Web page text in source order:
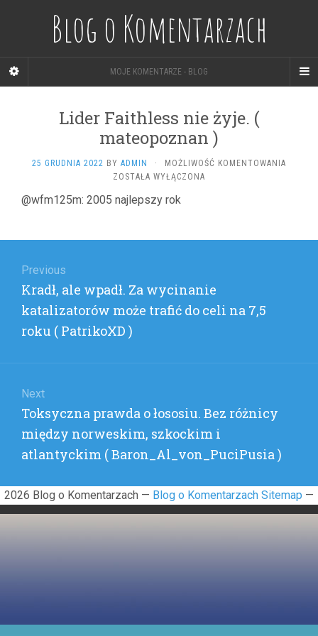
Blog o Komentarzach
MOJE KOMENTARZE - BLOG
Lider Faithless nie żyje. (
mateopoznan )
25 GRUDNIA 2022 BY ADMIN · MOŻLIWOŚĆ KOMENTOWANIA
ZOSTAŁA WYŁĄCZONA
@wfm125m: 2005 najlepszy rok
wpisu
Previous
Previous
post:
Kradł, ale wpadł. Za wycinanie
katalizatorów może trafić do celi na 7,5
roku ( PatrikoXD )
Next
Next
post:
Toksyczna prawda o łososiu. Bez różnicy
między norweskim, szkockim i
atlantyckim ( Baron_Al_von_PuciPusia )
2026 Blog o Komentarzach — Blog o Komentarzach Sitemap —